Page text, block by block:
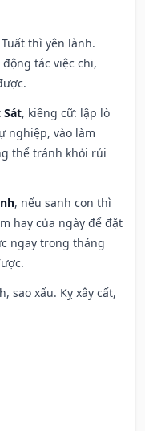
thì yên lành.
tác việc chi,
Sát, kiêng cữ: lập lò
nghiệp, vào làm
thể tránh khỏi rủi
, nếu sanh con thì
hay của ngày để đặt
ngay trong tháng
sao xấu. Kỵ xây cất,